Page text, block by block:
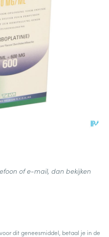
dit geneesmiddel, betaal je in de
of e-mail, dan bekijken